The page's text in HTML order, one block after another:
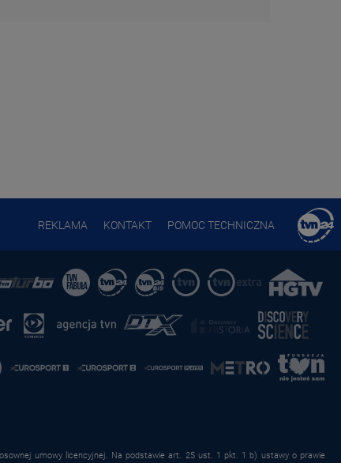
REKLAMA KONTAKT POMOC TECHNICZNA
umowy licencyjnej. Na podstawie art. 25 ust. 1 pkt. 1 b) ustawy o prawie